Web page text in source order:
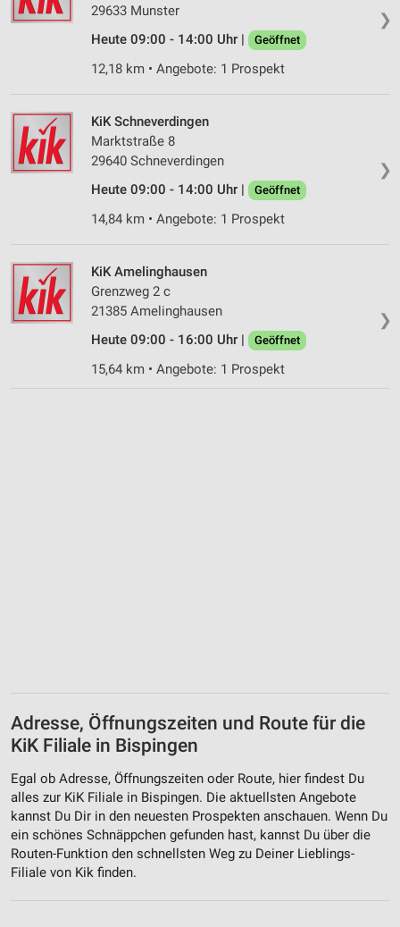
❯
29633 Munster
Heute 09:00 - 14:00 Uhr |
Geöffnet
12,18 km • Angebote: 1 Prospekt
❯
KiK Schneverdingen
Marktstraße 8
29640 Schneverdingen
Heute 09:00 - 14:00 Uhr |
Geöffnet
14,84 km • Angebote: 1 Prospekt
❯
KiK Amelinghausen
Grenzweg 2 c
21385 Amelinghausen
Heute 09:00 - 16:00 Uhr |
Geöffnet
15,64 km • Angebote: 1 Prospekt
Adresse, Öffnungszeiten und Route für die
KiK Filiale in Bispingen
Egal ob Adresse, Öffnungszeiten oder Route, hier findest Du
alles zur KiK Filiale in Bispingen. Die aktuellsten Angebote
kannst Du Dir in den neuesten Prospekten anschauen. Wenn Du
ein schönes Schnäppchen gefunden hast, kannst Du über die
Routen-Funktion den schnellsten Weg zu Deiner Lieblings-
Filiale von Kik finden.
Verwendung reduzierter Daten zur Auswahl von
Inhalten
Verwendung genauer Standortdaten
Geräte anhand von aktiv angeforderten
Informationen identifizieren
Nicht-IAB-Verarbeitungszwecke:
Performance
Funktional
Werbung